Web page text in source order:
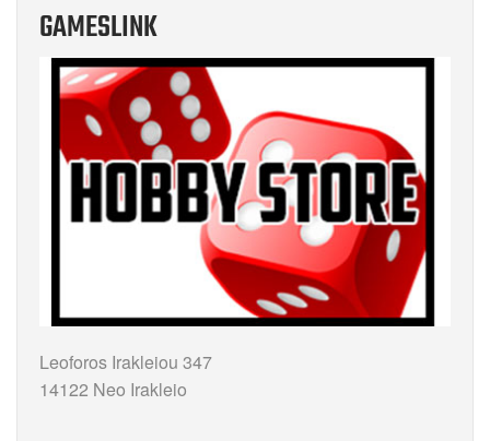
GAMESLINK
Leoforos Irakleiou 347
14122 Neo Irakleio